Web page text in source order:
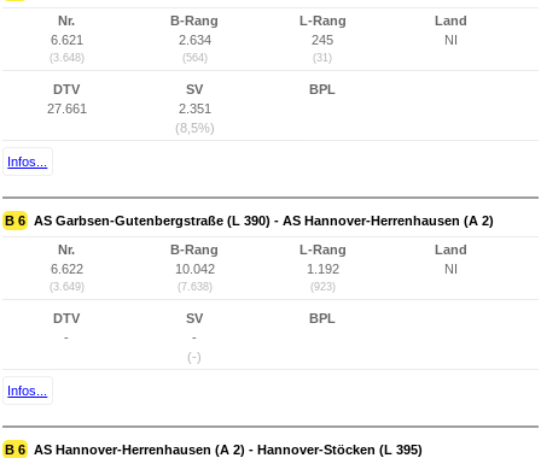
Nr.
6.621
(3.648)
B-Rang
2.634
(564)
L-Rang
245
(31)
Land
NI
DTV
27.661
SV
2.351
(8,5%)
BPL
Infos...
B 6 AS Garbsen-Gutenbergstraße (L 390) - AS Hannover-Herrenhausen (A 2)
Nr.
6.622
(3.649)
B-Rang
10.042
(7.638)
L-Rang
1.192
(923)
Land
NI
DTV
-
SV
-
(-)
BPL
Infos...
B 6 AS Hannover-Herrenhausen (A 2) - Hannover-Stöcken (L 395)